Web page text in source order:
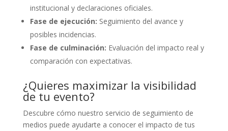
institucional y declaraciones oficiales.
Fase de ejecución: Seguimiento del avance y
posibles incidencias.
Fase de culminación: Evaluación del impacto real y
comparación con expectativas.
¿Quieres maximizar la visibilidad
de tu evento?
Descubre cómo nuestro servicio de seguimiento de
medios puede ayudarte a conocer el impacto de tus